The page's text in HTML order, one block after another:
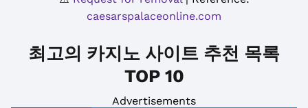
caesarspalaceonline.com
최고의 카지노 사이트 추천 목록
TOP 10
Advertisements